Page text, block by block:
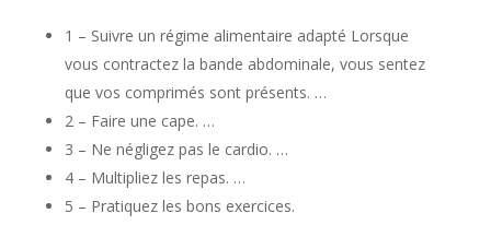
1 – Suivre un régime alimentaire adapté Lorsque
vous contractez la bande abdominale, vous sentez
que vos comprimés sont présents. …
2 – Faire une cape. …
3 – Ne négligez pas le cardio. …
4 – Multipliez les repas. …
5 – Pratiquez les bons exercices.